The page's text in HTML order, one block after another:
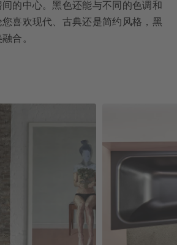
的中心。黑色还能与不同的色调和
喜欢现代、古典还是简约风格，黑
合。